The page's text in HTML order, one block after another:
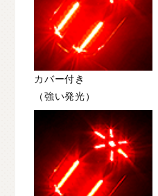
カバー付き
（強い発光）